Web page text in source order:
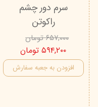
سرم دور چشم
راکوتن
۶۵۷,۰۰۰ تومان
۵۹۴,۲۰۰ تومان
افزودن به جعبه سفارش